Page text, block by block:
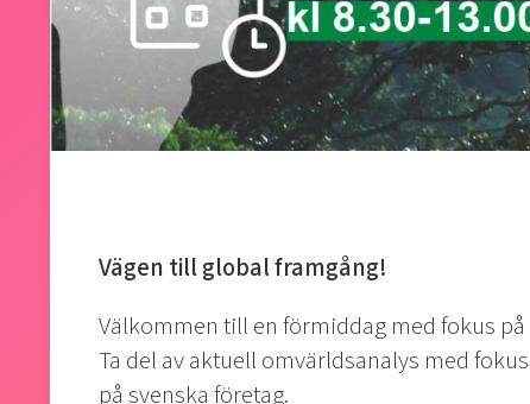
Vägen till global framgång!
Välkommen till en förmiddag med fokus
Ta del av aktuell omvärldsanalys med
på svenska företag.